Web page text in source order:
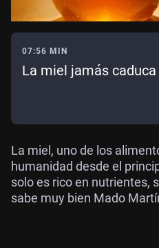
07:56 MIN
La miel jamás caduca
La miel, uno de los
humanidad desde el
solo es rico en nutrientes,
sabe muy bien Mado